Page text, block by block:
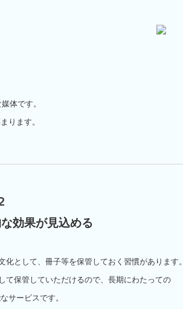
体です。
ります。
効果が見込める
化として、冊子等を保管しておく習慣があります。
て保管していただけるので、長期にわたっての
サービスです。